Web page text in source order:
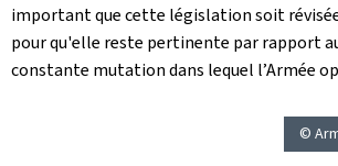
important que cette législation soit
pour qu'elle reste pertinente par rapport
constante mutation dans lequel l’Armée
©